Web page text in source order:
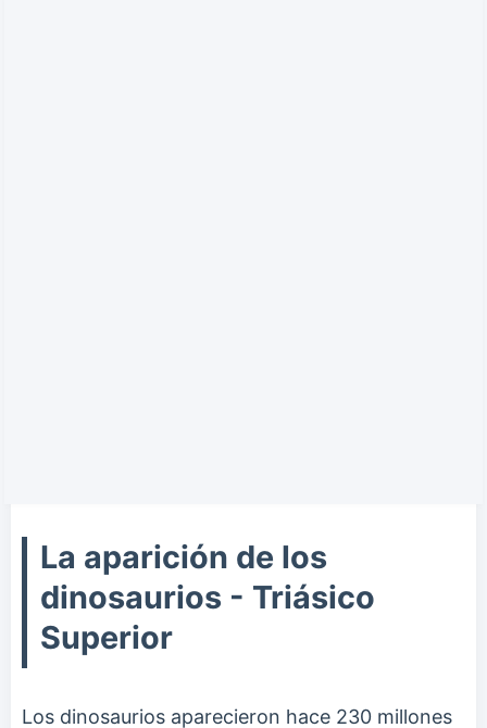
La aparición de los
dinosaurios - Triásico
Superior
Los dinosaurios aparecieron hace 230 millones